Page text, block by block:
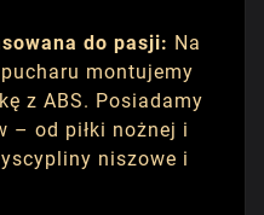
do pasji: Na
montujemy
z ABS. Posiadamy
– od piłki nożnej i
niszowe i